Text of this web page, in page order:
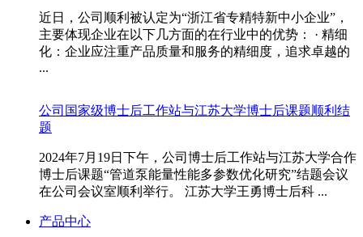
近日，公司顺利被认定为“浙江省专精特新中小企业”，
主要体现企业在以下几方面的在行业中的优势： · 精细
化：企业应注重产品质量和服务的精细度，追求卓越的
...
公司国家级博士后工作站与江苏大学博士后课题顺利结
题
2024年7月19日下午，公司博士后工作站与江苏大学合作
博士后课题“管道泵能量性能多参数优化研究”结题会议
在公司会议室顺利举行。 江苏大学王勇博士后科 ...
产品中心